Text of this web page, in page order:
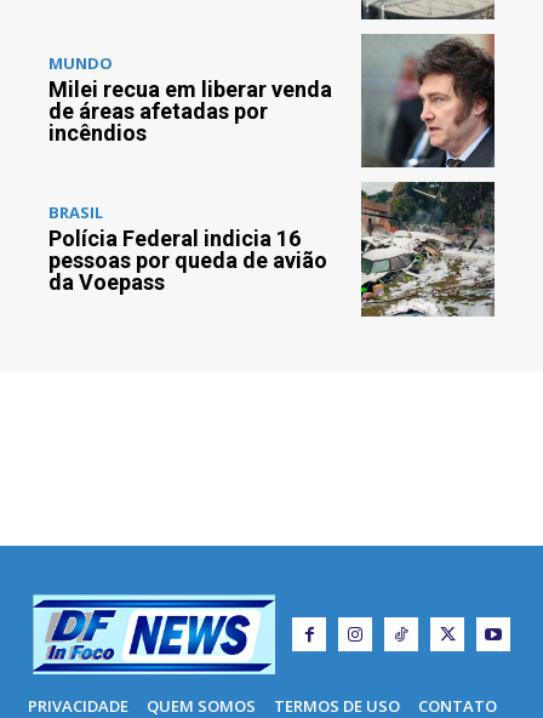
MUNDO
Milei recua em liberar venda
de áreas afetadas por
incêndios
BRASIL
Polícia Federal indicia 16
pessoas por queda de avião
da Voepass
PRIVACIDADE QUEM SOMOS TERMOS DE USO CONTATO